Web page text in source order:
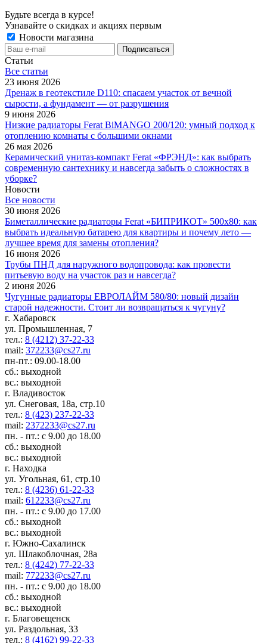
Будьте всегда в курсе!
Узнавайте о скидках и акциях первым
Новости магазина
Статьи
Все cтатьи
23 июня 2026
Дренаж в геотекстиле D110: спасаем участок от вечной
сырости, а фундамент — от разрушения
9 июня 2026
Низкие радиаторы Ferat BiMANGO 200/120: умный подход к
отоплению комнаты с большими окнами
26 мая 2026
Керамический унитаз-компакт Ferat «ФРЭНД»: как выбрать
современную сантехнику и навсегда забыть о сложностях в
уборке?
Новости
Все новости
30 июня 2026
Биметаллические радиаторы Ferat «БИПРИКОТ» 500x80: как
выбрать идеальную батарею для квартиры и почему лето —
лучшее время для замены отопления?
16 июня 2026
Трубы ПНД для наружного водопровода: как провести
питьевую воду на участок раз и навсегда?
2 июня 2026
Чугунные радиаторы ЕВРОЛАЙМ 580/80: новый дизайн
старой надежности. Стоит ли возвращаться к чугуну?
г. Хабаровск
ул. Промышленная, 7
тел.: 8 (4212) 37-22-33
mail: 372233@cs27.ru
пн-пт.: 09.00-18.00
сб.: выходной
вс.: выходной
г. Владивосток
ул. Снеговая, 18а, стр.10
тел.: 8 (423) 237-22-33
mail: 2372233@cs27.ru
пн. - пт.: с 9.00 до 18.00
сб.: выходной
вс.: выходной
г. Находка
ул. Угольная, 61, стр.10
тел.: 8 (4236) 61-22-33
mail: 612233@cs27.ru
пн. - пт.: с 9.00 до 17.00
сб.: выходной
вс.: выходной
г. Южно-Сахалинск
ул. Шлакоблочная, 28а
тел.: 8 (4242) 77-22-33
mail: 772233@cs27.ru
пн. - пт.: с 9.00 до 18.00
сб.: выходной
вс.: выходной
г. Благовещенск
ул. Раздольная, 33
тел.: 8 (4162) 99-22-33